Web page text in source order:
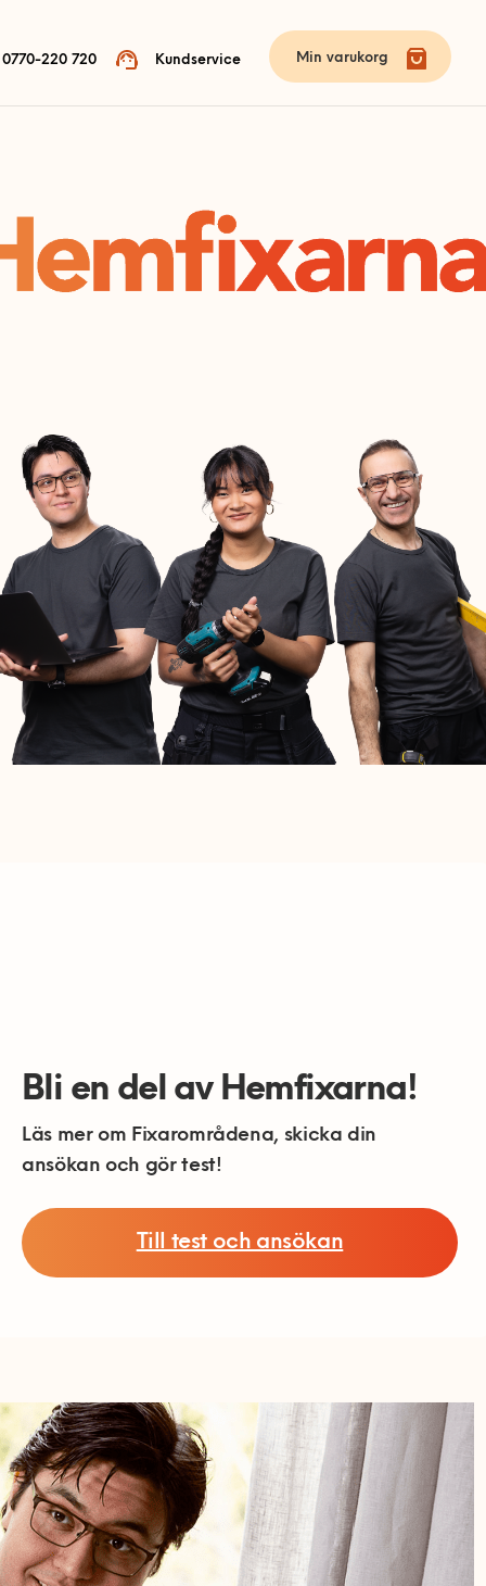
0770-220 720 Kundservice Min varukorg
Bli en del av Hemfixarna!
Läs mer om Fixarområdena, skicka din
ansökan och gör test!
Till test och ansökan